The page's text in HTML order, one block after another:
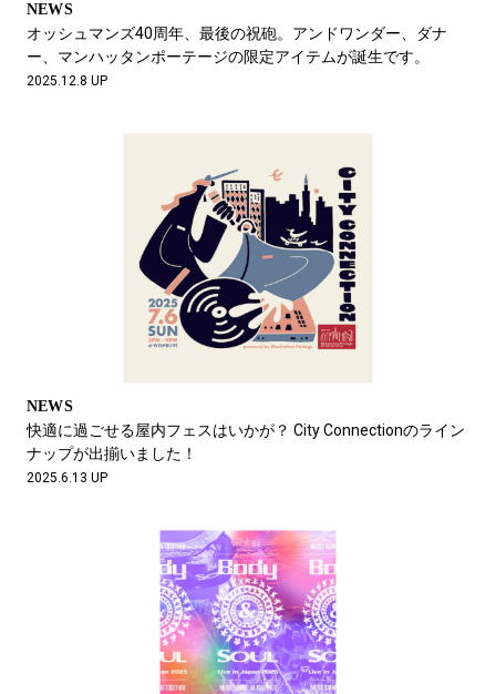
NEWS
オッシュマンズ40周年、最後の祝砲。アンドワンダー、ダナ
ー、マンハッタンポーテージの限定アイテムが誕生です。
2025.12.8 UP
NEWS
快適に過ごせる屋内フェスはいかが？ City Connectionのライン
ナップが出揃いました！
2025.6.13 UP